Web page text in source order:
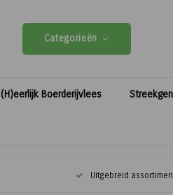
Categorieën
(H)eerlijk Boerderijvlees
Uitgebreid